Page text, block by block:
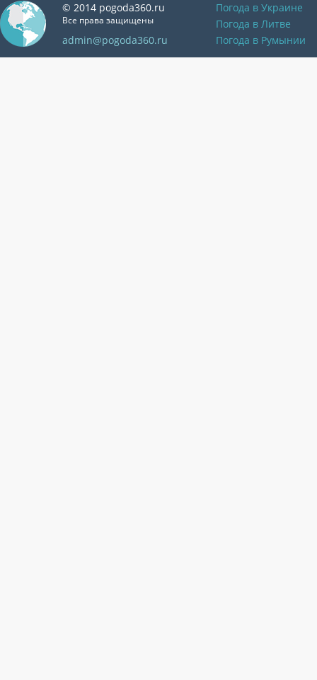
© 2014 pogoda360.ru
Все права защищены
admin@pogoda360.ru
Погода в Украине
Погода в Литве
Погода в Румынии